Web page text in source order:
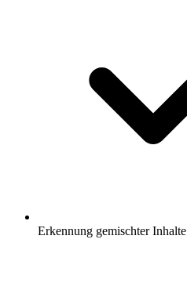
Erkennung gemischter Inhalte